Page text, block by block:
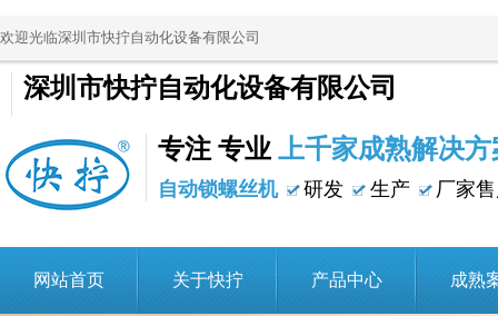
欢迎光临深圳市快拧自动化设备有限公司
深圳市快拧自动化设备有限公司
专注 专业 上千家成熟解决方
自动锁螺丝机 研发 生产 厂家
网站首页 关于快拧 产品中心 成熟